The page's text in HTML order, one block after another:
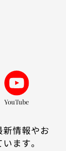
YouTube
情報やお
ます。